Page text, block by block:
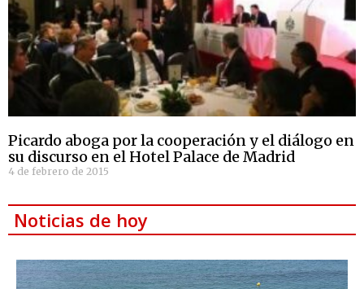
Picardo aboga por la cooperación y el diálogo en
su discurso en el Hotel Palace de Madrid
4 de febrero de 2015
Noticias de hoy